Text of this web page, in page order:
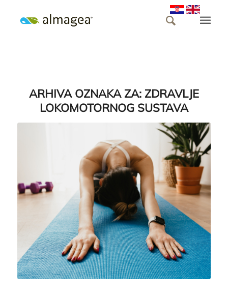
ARHIVA OZNAKA ZA: ZDRAVLJE
LOKOMOTORNOG SUSTAVA